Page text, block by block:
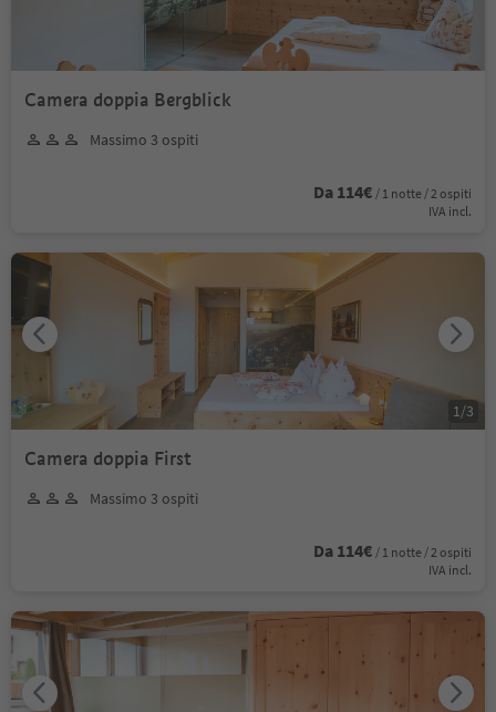
Camera doppia Bergblick
Massimo 3 ospiti
Da 114€ / 1 notte / 2 ospiti
IVA incl.
Camera doppia First
Massimo 3 ospiti
Da 114€ / 1 notte / 2 ospiti
IVA incl.
1 /3